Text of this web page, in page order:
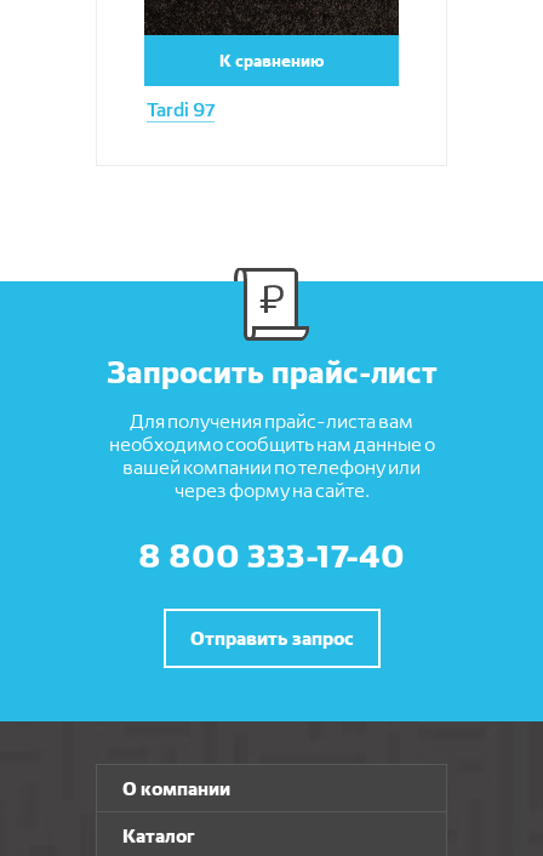
Tardi 97
К сравнению
Запросить прайс-лист
Для получения прайс-листа вам
необходимо сообщить нам данные о
вашей компании по телефону или
через форму на сайте.
8 800 333-17-40
Отправить запрос
О компании
Каталог